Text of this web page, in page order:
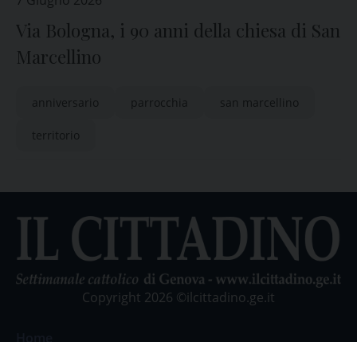
Via Bologna, i 90 anni della chiesa di San
Marcellino
anniversario parrocchia san marcellino
territorio
Copyright 2026 ©ilcittadino.ge.it